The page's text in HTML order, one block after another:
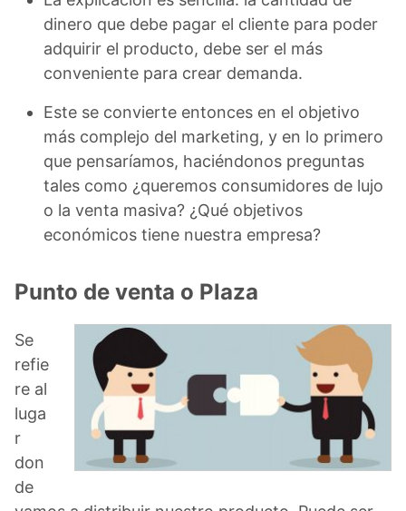
dinero que debe pagar el cliente para poder
adquirir el producto, debe ser el más
conveniente para crear demanda.
Este se convierte entonces en el objetivo
más complejo del marketing, y en lo primero
que pensaríamos, haciéndonos preguntas
tales como ¿queremos consumidores de lujo
o la venta masiva? ¿Qué objetivos
económicos tiene nuestra empresa?
Punto de venta o Plaza
Se
refie
re al
luga
r
don
de